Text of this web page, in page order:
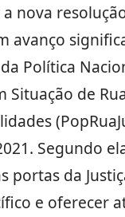
nova
avanço
Política
Situação de
Segundo
portas da
e oferecer